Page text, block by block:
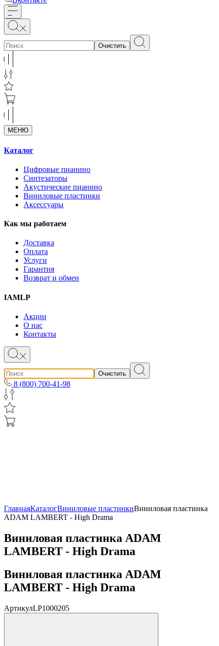
Очистить
МЕНЮ
Каталог
Цифровые пианино
Синтезаторы
Акустические пианино
Виниловые пластинки
Аксессуары
Как мы работаем
Доставка
Оплата
Услуги
Гарантия
Возврат и обмен
IAMLP
Акции
О нас
Контакты
Очистить
8 (800) 700-41-98
ГлавнаяКаталогВиниловые пластинкиВиниловая пластинка
ADAM LAMBERT - High Drama
Виниловая пластинка ADAM
LAMBERT - High Drama
Виниловая пластинка ADAM
LAMBERT - High Drama
АртикулLP1000205